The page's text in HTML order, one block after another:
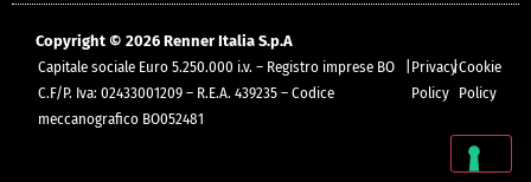
Copyright © 2026 Renner Italia S.p.A
Capitale sociale Euro 5.250.000 i.v. – Registro imprese BO
C.F/P. Iva: 02433001209 – R.E.A. 439235 – Codice
meccanografico BO052481
|Privacy
Policy
|Cookie
Policy